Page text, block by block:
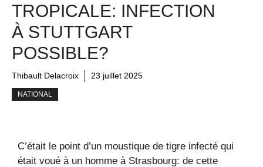
TROPICALE: INFECTION
À STUTTGART
POSSIBLE?
Thibault Delacroix 23 juillet 2025
NATIONAL
C’était le point d’un moustique de tigre infecté qui
était voué à un homme à Strasbourg: de cette